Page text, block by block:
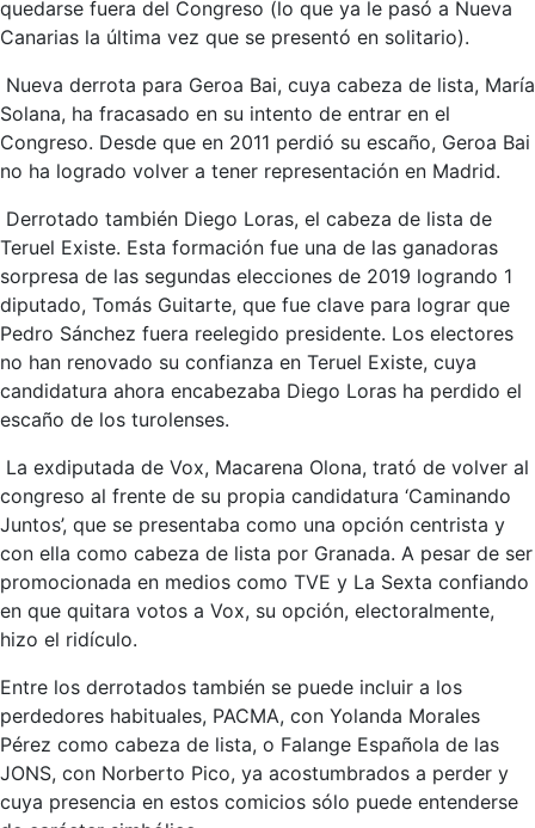
quedarse fuera del Congreso (lo que ya le pasó a Nueva
Canarias la última vez que se presentó en solitario).
Nueva derrota para Geroa Bai, cuya cabeza de lista, María
Solana, ha fracasado en su intento de entrar en el
Congreso. Desde que en 2011 perdió su escaño, Geroa Bai
no ha logrado volver a tener representación en Madrid.
Derrotado también Diego Loras, el cabeza de lista de
Teruel Existe. Esta formación fue una de las ganadoras
sorpresa de las segundas elecciones de 2019 logrando 1
diputado, Tomás Guitarte, que fue clave para lograr que
Pedro Sánchez fuera reelegido presidente. Los electores
no han renovado su confianza en Teruel Existe, cuya
candidatura ahora encabezaba Diego Loras ha perdido el
escaño de los turolenses.
La exdiputada de Vox, Macarena Olona, trató de volver al
congreso al frente de su propia candidatura ‘Caminando
Juntos’, que se presentaba como una opción centrista y
con ella como cabeza de lista por Granada. A pesar de ser
promocionada en medios como TVE y La Sexta confiando
en que quitara votos a Vox, su opción, electoralmente,
hizo el ridículo.
Entre los derrotados también se puede incluir a los
perdedores habituales, PACMA, con Yolanda Morales
Pérez como cabeza de lista, o Falange Española de las
JONS, con Norberto Pico, ya acostumbrados a perder y
cuya presencia en estos comicios sólo puede entenderse